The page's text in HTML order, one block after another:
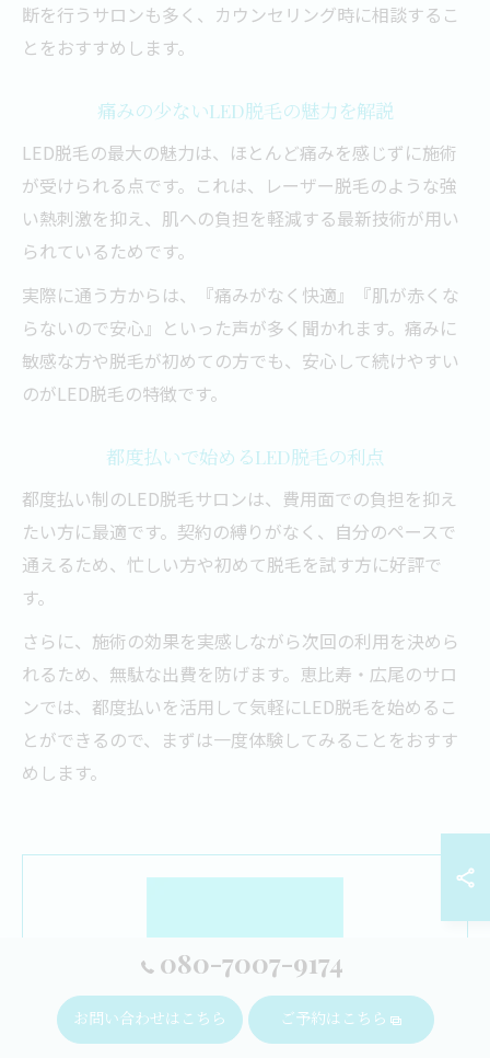
断を行うサロンも多く、カウンセリング時に相談するこ
とをおすすめします。
痛みの少ないLED脱毛の魅力を解説
LED脱毛の最大の魅力は、ほとんど痛みを感じずに施術
が受けられる点です。これは、レーザー脱毛のような強
い熱刺激を抑え、肌への負担を軽減する最新技術が用い
られているためです。
実際に通う方からは、『痛みがなく快適』『肌が赤くな
らないので安心』といった声が多く聞かれます。痛みに
敏感な方や脱毛が初めての方でも、安心して続けやすい
のがLED脱毛の特徴です。
都度払いで始めるLED脱毛の利点
都度払い制のLED脱毛サロンは、費用面での負担を抑え
たい方に最適です。契約の縛りがなく、自分のペースで
通えるため、忙しい方や初めて脱毛を試す方に好評で
す。
さらに、施術の効果を実感しながら次回の利用を決めら
れるため、無駄な出費を防げます。恵比寿・広尾のサロ
ンでは、都度払いを活用して気軽にLED脱毛を始めるこ
とができるので、まずは一度体験してみることをおすす
めします。
080-7007-9174
お問い合わせはこちら ご予約はこちら